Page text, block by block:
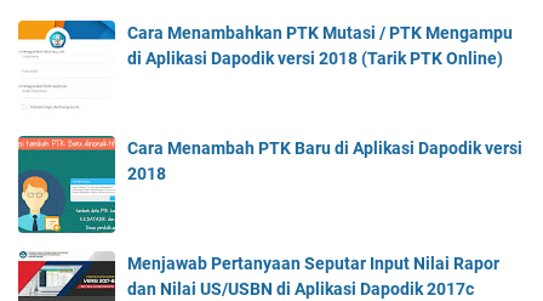
Cara Menambahkan PTK Mutasi / PTK Mengampu
di Aplikasi Dapodik versi 2018 (Tarik PTK Online)
Cara Menambah PTK Baru di Aplikasi Dapodik versi
2018
Menjawab Pertanyaan Seputar Input Nilai Rapor
dan Nilai US/USBN di Aplikasi Dapodik 2017c